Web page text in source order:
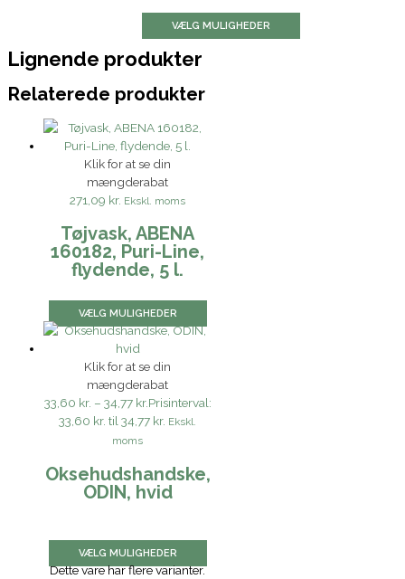
VÆLG MULIGHEDER
Lignende produkter
Relaterede produkter
Klik for at se din
mængderabat
271,09 kr. Ekskl. moms
Tøjvask, ABENA
160182, Puri-Line,
flydende, 5 l.
VÆLG MULIGHEDER
Klik for at se din
mængderabat
33,60 kr. – 34,77 kr.Prisinterval:
33,60 kr. til 34,77 kr. Ekskl.
moms
Oksehudshandske,
ODIN, hvid
VÆLG MULIGHEDER
Dette vare har flere varianter.